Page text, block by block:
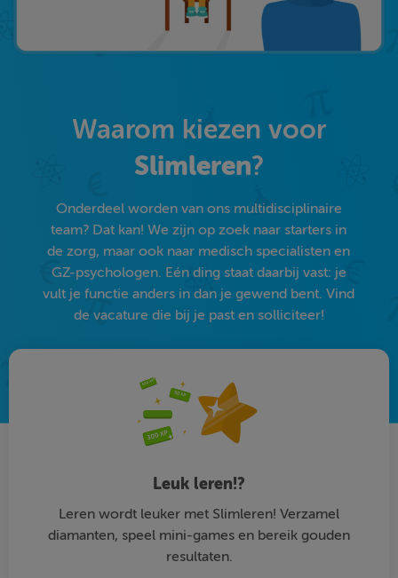
Waarom kiezen voor
Slimleren?
Onderdeel worden van ons multidisciplinaire
team? Dat kan! We zijn op zoek naar starters in
de zorg, maar ook naar medisch specialisten en
GZ-psychologen. Eén ding staat daarbij vast: je
vult je functie anders in dan je gewend bent. Vind
de vacature die bij je past en solliciteer!
Leuk leren!?
Leren wordt leuker met Slimleren! Verzamel
diamanten, speel mini-games en bereik gouden
resultaten.